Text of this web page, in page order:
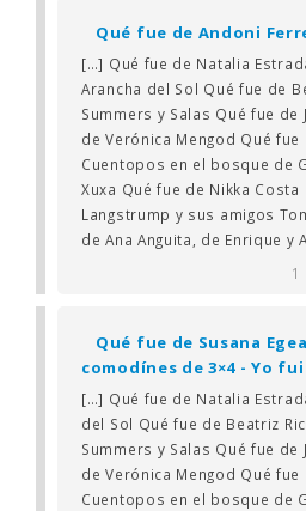
Qué fue de Andoni
[…] Qué fue de Natalia
Arancha del Sol Qué fue de
Summers y Salas Qué fue de
de Verónica Mengod Qué fue
Cuentopos en el bosque de
Xuxa Qué fue de Nikka
Langstrump y sus amigos
de Ana Anguita, de Enrique y
1
Qué fue de Susana
comodínes de 3×4 - Yo fui
[…] Qué fue de Natalia
del Sol Qué fue de Beatriz
Summers y Salas Qué fue de
de Verónica Mengod Qué fue
Cuentopos en el bosque de